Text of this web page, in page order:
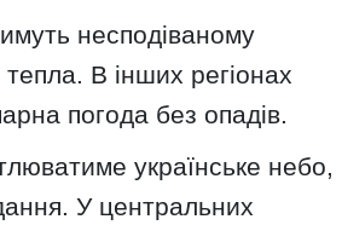
несподіваному
В інших регіонах
погода без опадів.
українське небо,
У центральних